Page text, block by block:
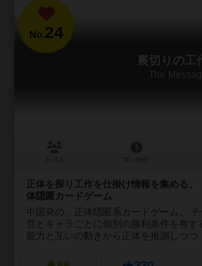
No.24
裏切りの工
The
正体を探り工作を仕掛け情報を集める
体隠匿カードゲーム
中国発の、正体隠匿系カードゲーム。
営とキャラごとに個別の勝利条件を有
能力と互いの動きから正体を推測しつつ